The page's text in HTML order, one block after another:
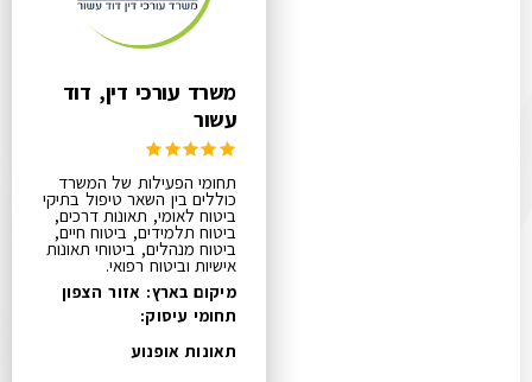
משרד עורכי דין, דוד
עשור
תחומי הפעילות של המשרד
כוללים בין השאר טיפול בתיקי
ביטוח לאומי, תאונות דרכים,
ביטוח תלמידים, ביטוח חיים,
ביטוח מנהלים, ביטוחי תאונות
אישיות וביטוח רפואי.
מיקום בארץ: אזור הצפון
תחומי עיסוק:
תאונות אופנוע